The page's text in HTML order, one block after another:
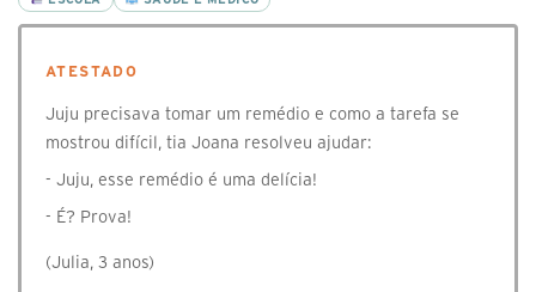
ATESTADO
Juju precisava tomar um remédio e como a tarefa se
mostrou difícil, tia Joana resolveu ajudar:
- Juju, esse remédio é uma delícia!
- É? Prova!
(Julia, 3 anos)